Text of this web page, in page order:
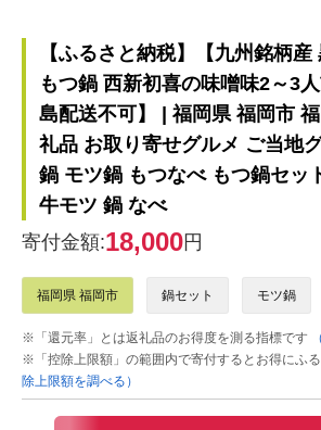
【ふるさと納税】【九州銘柄
もつ鍋 西新初喜の味噌味2～3
島配送不可】 | 福岡県 福岡市
礼品 お取り寄せグルメ ご当地
鍋 モツ鍋 もつなべ もつ鍋セッ
牛モツ 鍋 なべ
寄付金額:18,000円
福岡県 福岡市 鍋セット モツ鍋
※「還元率」とは返礼品のお得度を測る指標です
※「控除上限額」の範囲内で寄付するとお得にふ
除上限額を調べる）